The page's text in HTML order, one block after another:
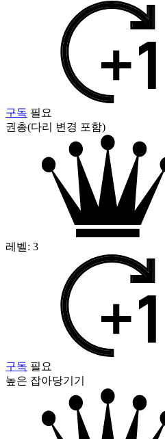
구독 필요
권총(다리 변경 포함)
레벨: 3
구독 필요
높은 잡아당기기